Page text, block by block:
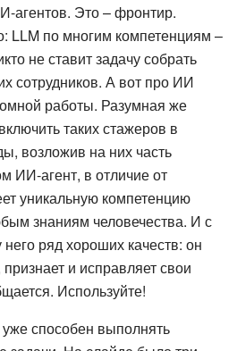
агентов. Это – фронтир.
LLM по многим компетенциям –
не ставит задачу собрать
сотрудников. А вот про ИИ
работы. Разумная же
таких стажеров в
возложив на них часть
ИИ-агент, в отличие от
уникальную компетенцию
знаниям человечества. И с
ряд хороших качеств: он
признает и исправляет свои
Используйте!
способен выполнять